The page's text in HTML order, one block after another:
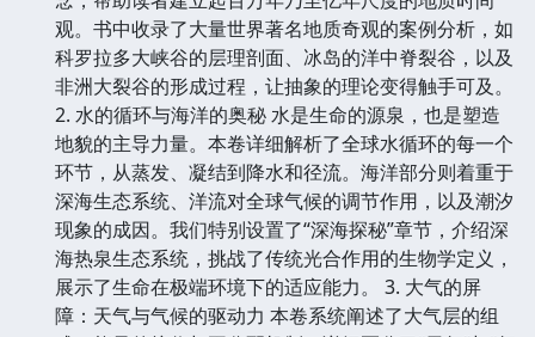
观。书中收录了大量世界著名地质奇观的案例分析，如
科罗拉多大峡谷的层理剖面、冰岛的洋中脊裂谷，以及
非洲大裂谷的形成过程，让抽象的理论变得触手可及。
2. 水的循环与海洋的奥秘 水是生命的源泉，也是塑造
地貌的主导力量。本卷详细解析了全球水循环的每一个
环节，从蒸发、凝结到降水和径流。海洋部分则着重于
深海生态系统、洋流对全球气候的调节作用，以及潮汐
现象的成因。我们特别设置了“深海探秘”章节，介绍深
海热泉生态系统，挑战了传统光合作用的生物学定义，
展示了生命在极端环境下的适应能力。 3. 大气的屏
障：天气与气候的驱动力 本卷系统阐述了大气层的组